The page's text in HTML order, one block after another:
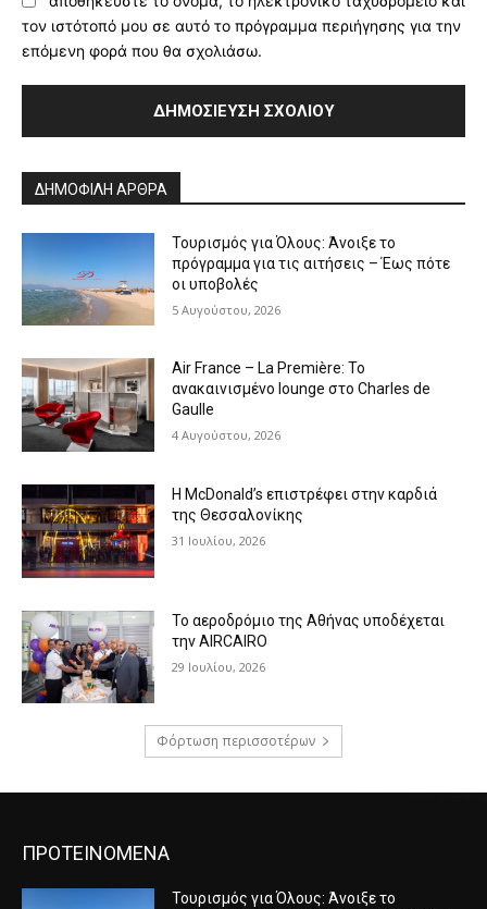
τον ιστότοπό μου σε αυτό το πρόγραμμα περιήγησης για την
επόμενη φορά που θα σχολιάσω.
ΔΗΜΟΦΙΛΗ ΑΡΘΡΑ
Τουρισμός για Όλους: Άνοιξε το
πρόγραμμα για τις αιτήσεις – Έως πότε
οι υποβολές
5 Αυγούστου, 2026
Air France – La Première: Το
ανακαινισμένο lounge στο Charles de
Gaulle
4 Αυγούστου, 2026
Η McDonald’s επιστρέφει στην καρδιά
της Θεσσαλονίκης
31 Ιουλίου, 2026
Το αεροδρόμιο της Αθήνας υποδέχεται
την AIRCAIRO
29 Ιουλίου, 2026
Φόρτωση περισσοτέρων
ΠΡΟΤΕΙΝΟΜΕΝΑ
Τουρισμός για Όλους: Άνοιξε το